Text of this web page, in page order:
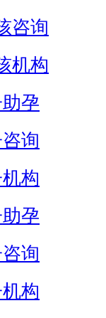
咨询
机构
孕
询
构
孕
询
构